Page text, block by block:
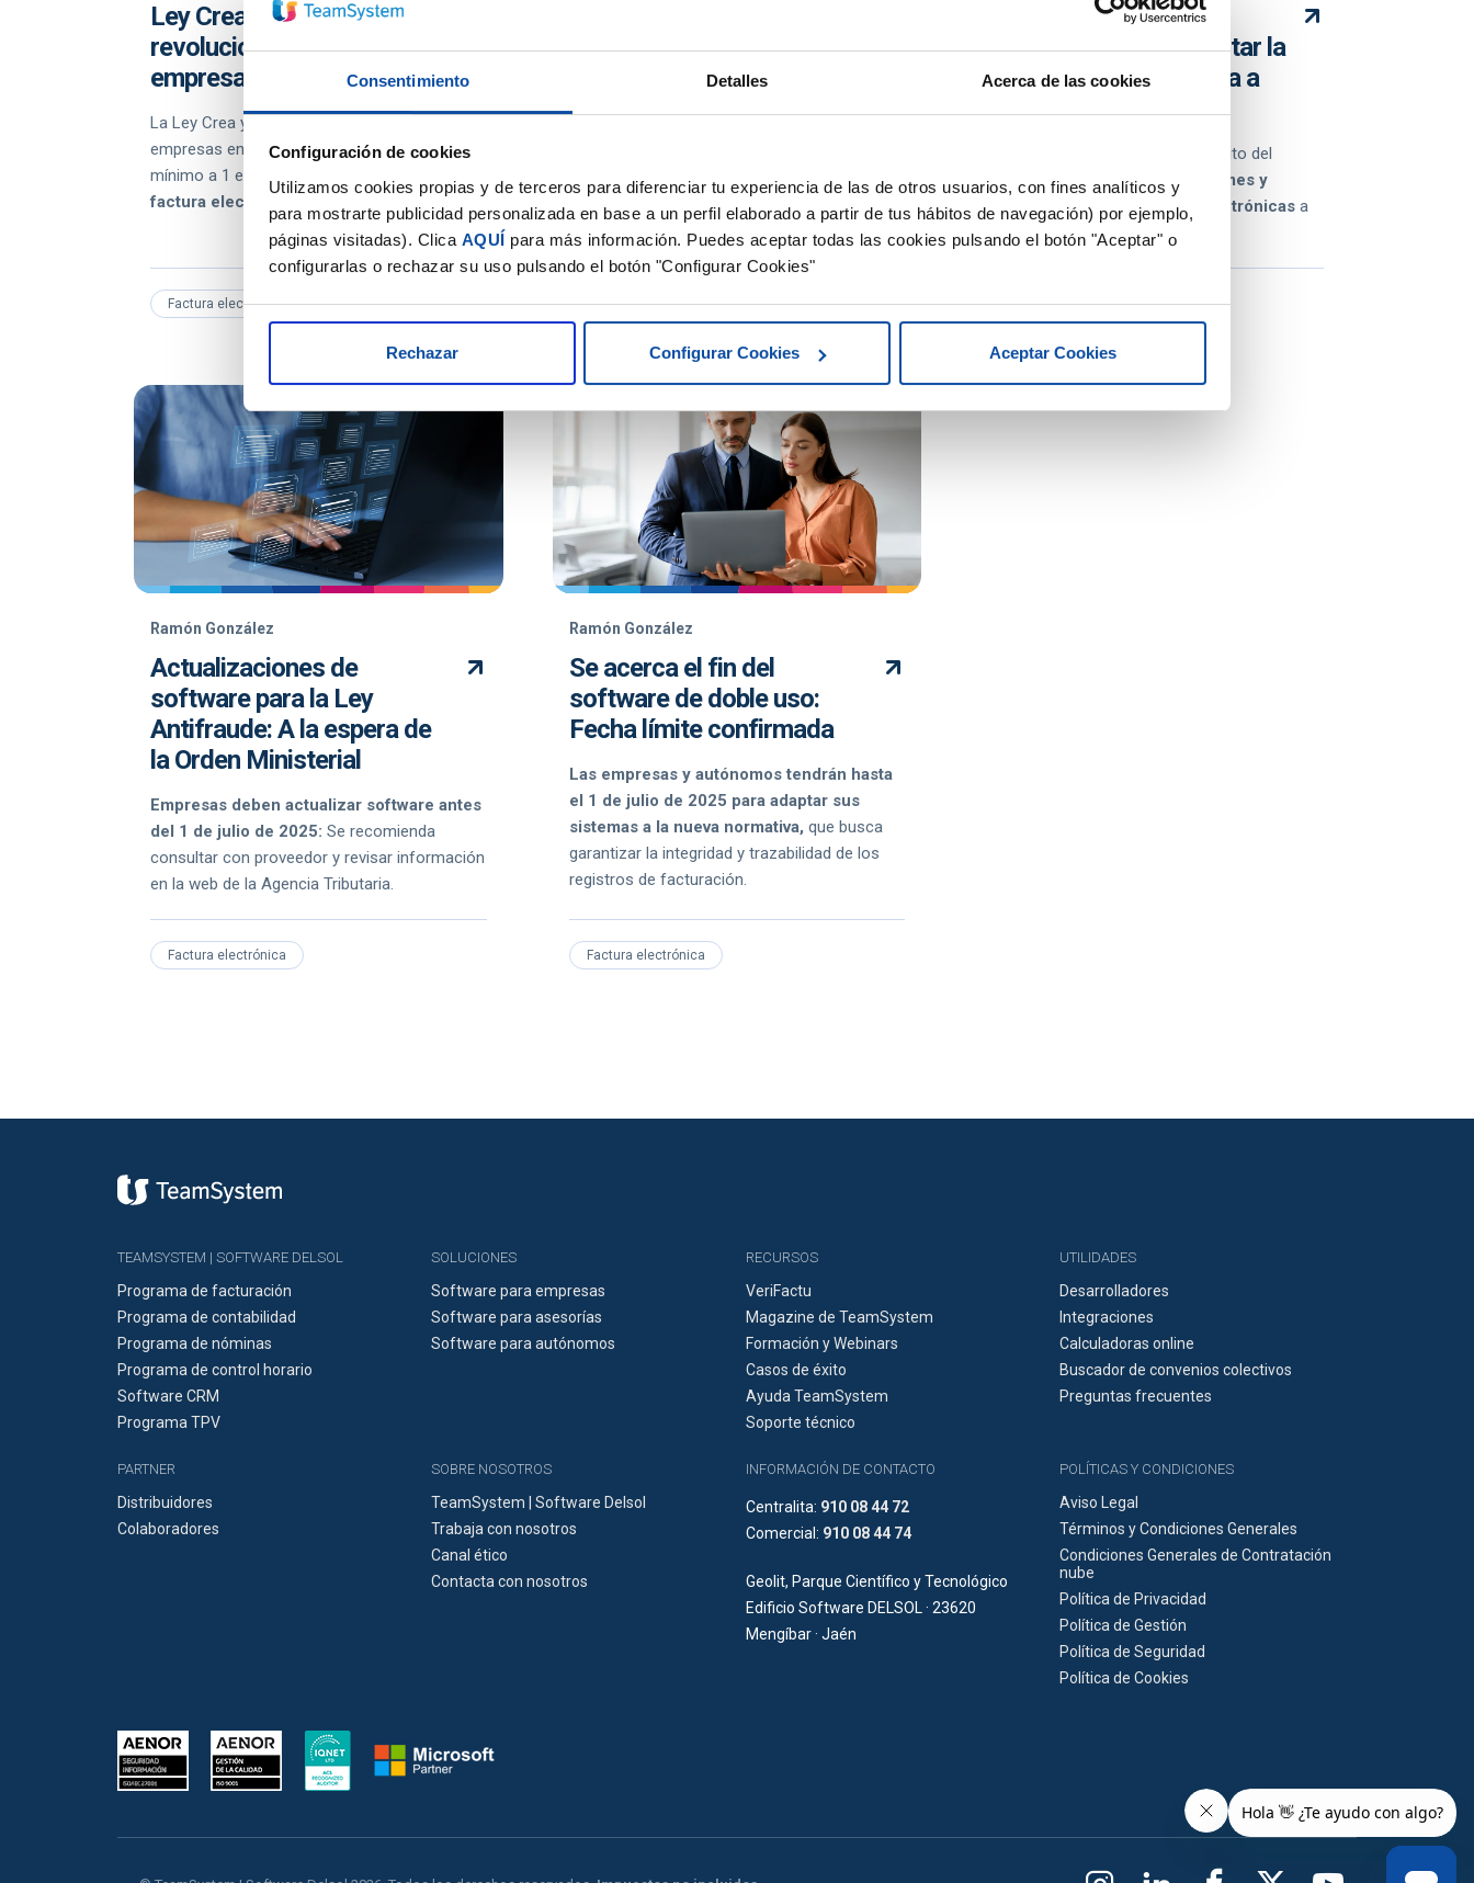
Consentimiento Detalles Acerca de las cookies
Configuración de cookies
Utilizamos cookies propias y de terceros para diferenciar tu experiencia de las de otros usuarios, con fines analíticos y
para mostrarte publicidad personalizada en base a un perfil elaborado a partir de tus hábitos de navegación) por ejemplo,
páginas visitadas). Clica AQUÍ para más información. Puedes aceptar todas las cookies pulsando el botón "Aceptar" o
configurarlas o rechazar su uso pulsando el botón "Configurar Cookies"
Rechazar Configurar Cookies Aceptar Cookies
Ley Crea y Crece
revoluciona el entorno
empresarial en España
La Ley Crea y Crece, simplifica la creación de
empresas en España, reduce el capital social
mínimo a 1 euro y
factura electrónica
Factura electrónica
digitalización fiscal con la
facturación electrónica
busca mejorar eficiencia y reducir fraude.
Factura electrónica
MiFacturae: la nueva
herramienta para facilitar la
facturación electrónica a
pymes y autónomos
, nuevo servicio gratuito del
Gobierno de España para que
pymes y
autónomosenvíen facturas electrónicas a
la Administración Pública.
Factura electrónica
Ramón González
Actualizaciones de
software para la Ley
Antifraude: A la espera de
la Orden Ministerial
Empresas deben actualizar software antes
del 1 de julio de 2025: Se recomienda
consultar con proveedor y revisar información
en la web de la Agencia Tributaria.
Factura electrónica
Ramón González
Se acerca el fin del
software de doble uso:
Fecha límite confirmada
Las empresas y autónomos tendrán hasta
el 1 de julio de 2025 para adaptar sus
sistemas a la nueva normativa, que busca
garantizar la integridad y trazabilidad de los
registros de facturación.
Factura electrónica
TEAMSYSTEM | SOFTWARE DELSOL
Programa de facturación
Programa de contabilidad
Programa de nóminas
Programa de control horario
Software CRM
Programa TPV
SOLUCIONES
Software para empresas
Software para asesorías
Software para autónomos
RECURSOS
VeriFactu
Magazine de TeamSystem
Formación y Webinars
Casos de éxito
Ayuda TeamSystem
Soporte técnico
UTILIDADES
Desarrolladores
Integraciones
Calculadoras online
Buscador de convenios colectivos
Preguntas frecuentes
PARTNER
Distribuidores
Colaboradores
SOBRE NOSOTROS
TeamSystem | Software Delsol
Trabaja con nosotros
Canal ético
Contacta con nosotros
INFORMACIÓN DE CONTACTO
Centralita: 910 08 44 72
Comercial: 910 08 44 74
Geolit, Parque Científico y Tecnológico
Edificio Software DELSOL · 23620
Mengíbar · Jaén
POLÍTICAS Y CONDICIONES
Aviso Legal
Términos y Condiciones Generales
Condiciones Generales de Contratación
nube
Política de Privacidad
Política de Gestión
Política de Seguridad
Política de Cookies